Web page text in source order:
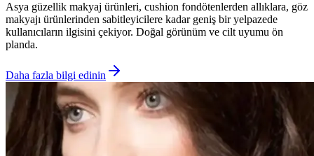
Asya güzellik makyaj ürünleri, cushion fondötenlerden allıklara, göz
makyajı ürünlerinden sabitleyicilere kadar geniş bir yelpazede
kullanıcıların ilgisini çekiyor. Doğal görünüm ve cilt uyumu ön
planda.
Daha fazla bilgi edinin